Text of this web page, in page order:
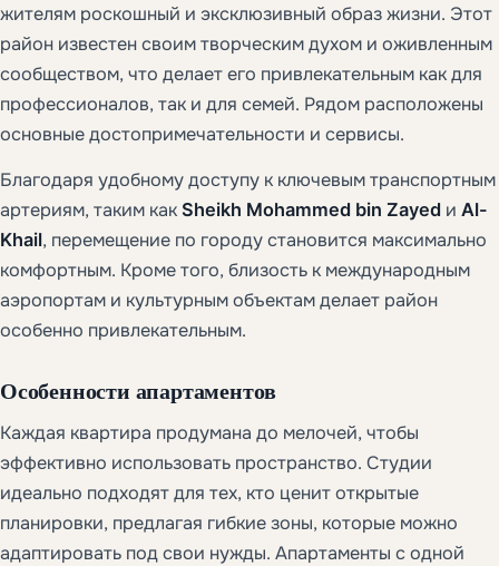
жителям роскошный и эксклюзивный образ жизни. Этот
район известен своим творческим духом и оживленным
сообществом, что делает его привлекательным как для
профессионалов, так и для семей. Рядом расположены
основные достопримечательности и сервисы.
Благодаря удобному доступу к ключевым транспортным
артериям, таким как Sheikh Mohammed bin Zayed и Al-
Khail, перемещение по городу становится максимально
комфортным. Кроме того, близость к международным
аэропортам и культурным объектам делает район
особенно привлекательным.
Особенности апартаментов
Каждая квартира продумана до мелочей, чтобы
эффективно использовать пространство. Студии
идеально подходят для тех, кто ценит открытые
планировки, предлагая гибкие зоны, которые можно
адаптировать под свои нужды. Апартаменты с одной